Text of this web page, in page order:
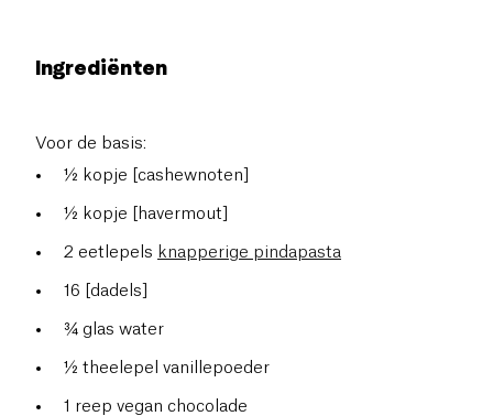
Ingrediënten
Voor de basis:
½ kopje [cashewnoten]
½ kopje [havermout]
2 eetlepels knapperige pindapasta
16 [dadels]
¾ glas water
½ theelepel vanillepoeder
1 reep vegan chocolade